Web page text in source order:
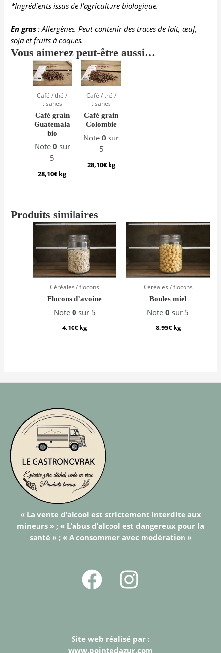
*Ingrédients issus de l’agriculture biologique.
En gras: Allergènes. Peut contenir des traces de lait, œuf,
soja et fruits à coques.
Vous aimerez peut-être aussi…
Café / thé /
tisanes
Café grain
Guatemala
bio
Note 0 sur
5
28,10€kg
Café / thé /
tisanes
Café grain
Colombie
Note0 sur
5
28,10€kg
Produits similaires
Céréales / flocons
Flocons d’avoine
Note 0 sur 5
4,10€kg
Céréales / flocons
Boules miel
Note0 sur 5
8,95€kg
« La vente d’alcool est strictement interdite aux
mineurs » ; « L’abus d’alcool est dangereux pour la
santé » ; « A consommer avec modération »
Site web réalisé par :
www.pointedazur.com